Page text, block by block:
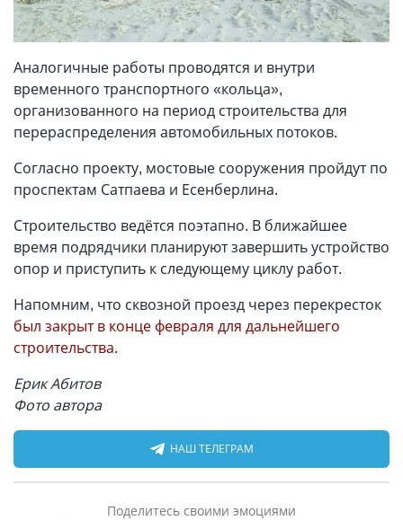
Аналогичные работы проводятся и внутри
временного транспортного «кольца»,
организованного на период строительства для
перераспределения автомобильных потоков.
Согласно проекту, мостовые сооружения пройдут по
проспектам Сатпаева и Есенберлина.
Строительство ведётся поэтапно. В ближайшее
время подрядчики планируют завершить устройство
опор и приступить к следующему циклу работ.
Напомним, что сквозной проезд через перекресток
был закрыт в конце февраля для дальнейшего
строительства.
Ерик Абитов
Фото автора
НАШ ТЕЛЕГРАМ
Поделитесь своими эмоциями